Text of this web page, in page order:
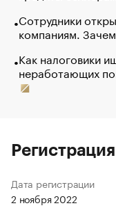
Сотрудники
компаниям.
Как налоговики
неработающих
Дата регистрации
2 ноября 2022